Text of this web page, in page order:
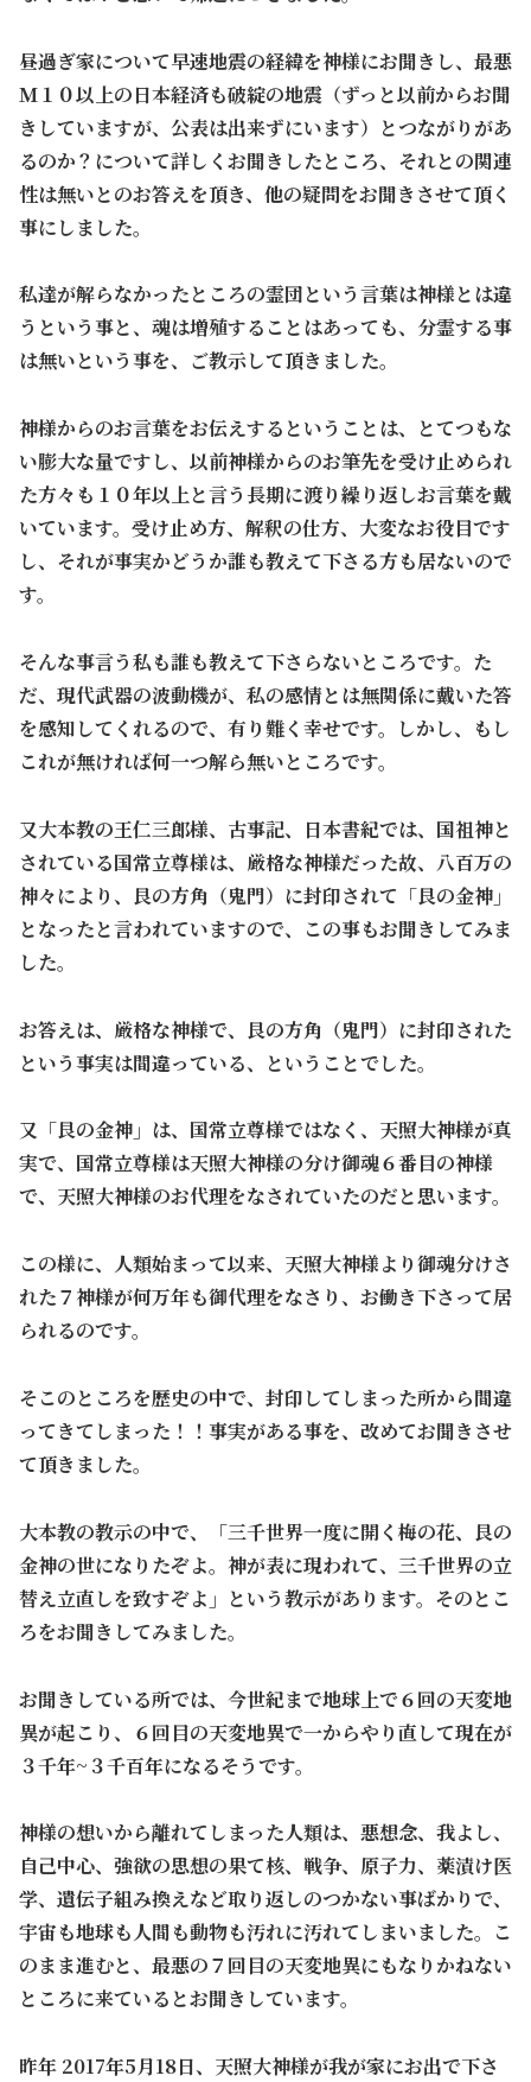
昼過ぎ家について早速地震の経緯を神様にお聞きし、最悪
Ｍ１０以上の日本経済も破綻の地震（ずっと以前からお聞
きしていますが、公表は出来ずにいます）とつながりがあ
るのか？について詳しくお聞きしたところ、それとの関連
性は無いとのお答えを頂き、他の疑問をお聞きさせて頂く
事にしました。
私達が解らなかったところの霊団という言葉は神様とは違
うという事と、魂は増殖することはあっても、分霊する事
は無いという事を、ご教示して頂きました。
神様からのお言葉をお伝えするということは、とてつもな
い膨大な量ですし、以前神様からのお筆先を受け止められ
た方々も１０年以上と言う長期に渡り繰り返しお言葉を戴
いています。受け止め方、解釈の仕方、大変なお役目です
し、それが事実かどうか誰も教えて下さる方も居ないので
す。
そんな事言う私も誰も教えて下さらないところです。た
だ、現代武器の波動機が、私の感情とは無関係に戴いた答
を感知してくれるので、有り難く幸せです。しかし、もし
これが無ければ何一つ解ら無いところです。
又大本教の王仁三郎様、古事記、日本書紀では、国祖神と
されている国常立尊様は、厳格な神様だった故、八百万の
神々により、艮の方角（鬼門）に封印されて「艮の金神」
となったと言われていますので、この事もお聞きしてみま
した。
お答えは、厳格な神様で、艮の方角（鬼門）に封印された
という事実は間違っている、ということでした。
又「艮の金神」は、国常立尊様ではなく、天照大神様が真
実で、国常立尊様は天照大神様の分け御魂６番目の神様
で、天照大神様のお代理をなされていたのだと思います。
この様に、人類始まって以来、天照大神様より御魂分けさ
れた７神様が何万年も御代理をなさり、お働き下さって居
られるのです。
そこのところを歴史の中で、封印してしまった所から間違
ってきてしまった！！事実がある事を、改めてお聞きさせ
て頂きました。
大本教の教示の中で、「三千世界一度に開く梅の花、艮の
金神の世になりたぞよ。神が表に現われて、三千世界の立
替え立直しを致すぞよ」という教示があります。そのとこ
ろをお聞きしてみました。
お聞きしている所では、今世紀まで地球上で６回の天変地
異が起こり、６回目の天変地異で一からやり直して現在が
３千年~３千百年になるそうです。
神様の想いから離れてしまった人類は、悪想念、我よし、
自己中心、強欲の思想の果て核、戦争、原子力、薬漬け医
学、遺伝子組み換えなど取り返しのつかない事ばかりで、
宇宙も地球も人間も動物も汚れに汚れてしまいました。こ
のまま進むと、最悪の７回目の天変地異にもなりかねない
ところに来ているとお聞きしています。
昨年 2017年5月18日、天照大神様が我が家にお出で下さ